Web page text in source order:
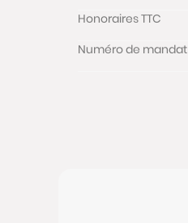
Honoraires TTC
Numéro de mandat